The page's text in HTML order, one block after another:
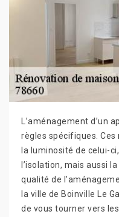
L’aménagement d’un
règles spécifiques.
la luminosité de celui-
l’isolation, mais aussi
qualité de
la ville de Boinville Le
de vous tourner vers